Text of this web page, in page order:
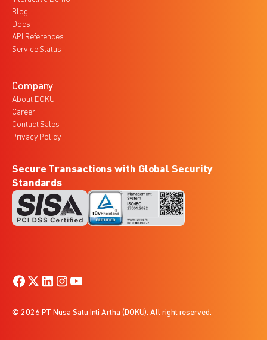
Blog
Docs
API References
Service Status
Company
About DOKU
Career
Contact Sales
Privacy Policy
Secure Transactions with Global Security
Standards
© 2026 PT Nusa Satu Inti Artha (DOKU). All right reserved.